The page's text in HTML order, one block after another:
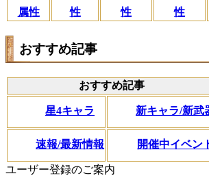
属性
性
性
性
おすすめ記事
おすすめ記事
星4キャラ 新キャラ/新武
速報/最新情報 開催中イベン
ユーザー登録のご案内